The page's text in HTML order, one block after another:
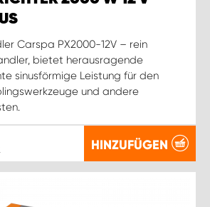
Carspa PX2000-12V – rein
bietet herausragende
sinusförmige Leistung für den
und andere
HINZUFÜGEN